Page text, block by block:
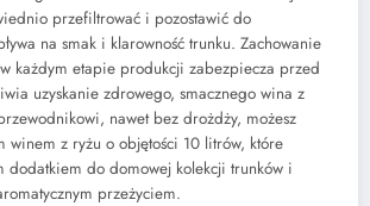
przefiltrować i pozostawić do
na smak i klarowność trunku. Zachowanie
każdym etapie produkcji zabezpiecza przed
uzyskanie zdrowego, smacznego wina z
nawet bez drożdży, możesz
winem z ryżu o objętości 10 litrów, które
dodatkiem do domowej kolekcji trunków i
przeżyciem.